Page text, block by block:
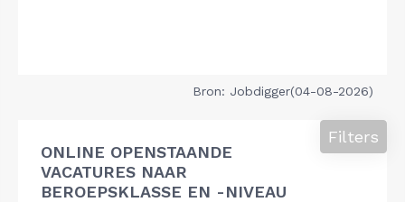
Bron: Jobdigger(04-08-2026)
ONLINE OPENSTAANDE
VACATURES NAAR
BEROEPSKLASSE EN -NIVEAU
Filters